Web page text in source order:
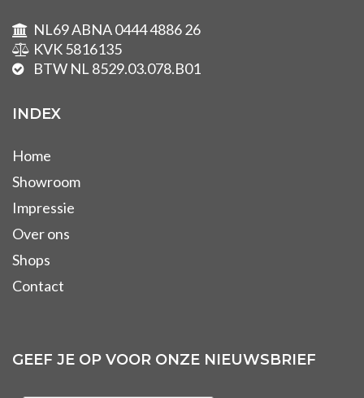
NL69 ABNA 0444 4886 26
KVK 5816135
BTW NL 8529.03.078.B01
INDEX
Home
Showroom
Impressie
Over ons
Shops
Contact
GEEF JE OP VOOR ONZE NIEUWSBRIEF